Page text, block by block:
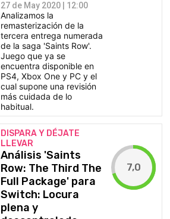
27 de May 2020 | 12:00
Analizamos la
remasterización de la
tercera entrega numerada
de la saga 'Saints Row'.
Juego que ya se
encuentra disponible en
PS4, Xbox One y PC y el
cual supone una revisión
más cuidada de lo
habitual.
DISPARA Y DÉJATE
LLEVAR
Análisis 'Saints
Row: The Third The
Full Package' para
Switch: Locura
plena y
7,0